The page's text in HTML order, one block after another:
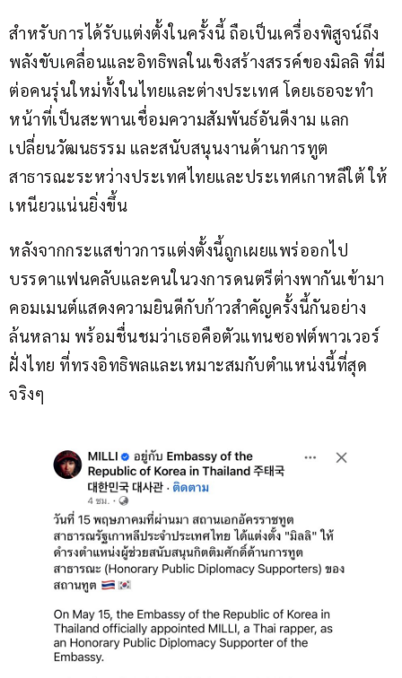
สำหรับการได้รับแต่งตั้งในครั้งนี้ ถือเป็นเครื่องพิสูจน์ถึง
พลังขับเคลื่อนและอิทธิพลในเชิงสร้างสรรค์ของมิลลิ ที่มี
ต่อคนรุ่นใหม่ทั้งในไทยและต่างประเทศ โดยเธอจะทำ
หน้าที่เป็นสะพานเชื่อมความสัมพันธ์อันดีงาม แลก
เปลี่ยนวัฒนธรรม และสนับสนุนงานด้านการทูต
สาธารณะระหว่างประเทศไทยและประเทศเกาหลีใต้ ให้
เหนียวแน่นยิ่งขึ้น
หลังจากกระแสข่าวการแต่งตั้งนี้ถูกเผยแพร่ออกไป
บรรดาแฟนคลับและคนในวงการดนตรีต่างพากันเข้ามา
คอมเมนต์แสดงความยินดีกับก้าวสำคัญครั้งนี้กันอย่าง
ล้นหลาม พร้อมชื่นชมว่าเธอคือตัวแทนซอฟต์พาวเวอร์
ฝั่งไทย ที่ทรงอิทธิพลและเหมาะสมกับตำแหน่งนี้ที่สุด
จริงๆ